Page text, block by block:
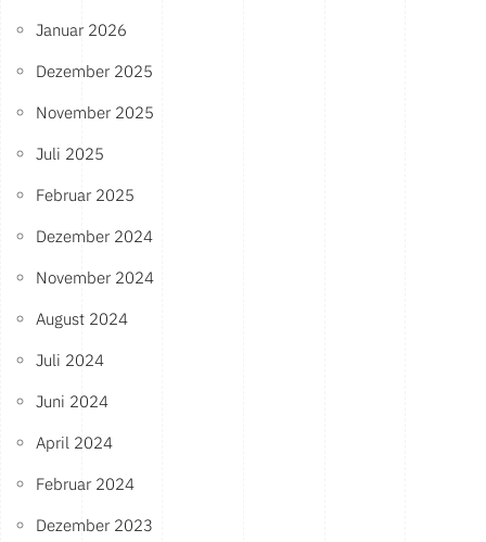
Januar 2026
Dezember 2025
November 2025
Juli 2025
Februar 2025
Dezember 2024
November 2024
August 2024
Juli 2024
Juni 2024
April 2024
Februar 2024
Dezember 2023